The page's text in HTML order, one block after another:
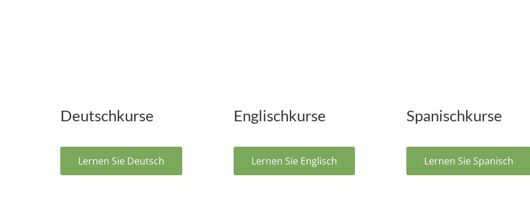
Deutschkurse
Lernen Sie Deutsch
Englischkurse
Lernen Sie Englisch
Spanischkurse
Lernen Sie Spanisch